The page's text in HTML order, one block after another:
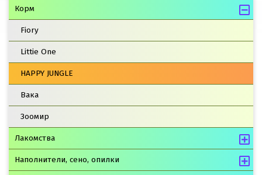
Корм
Fiory
Littie One
HAPPY JUNGLE
Вака
Зоомир
Лакомства
Наполнители, сено, опилки